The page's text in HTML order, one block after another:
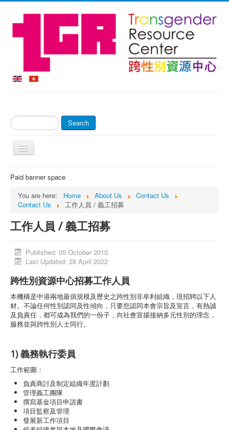
Search
...
Search
Toggle
Home
About Us
Online Shop & Payment
Counseling Service
Database
Media Library
Trans Social Platform
Donors
Paid banner space
You are here:
Home About Us
Contact Us
Contact Us
工作人員 / 義工招募
工作人員 / 義工招募
Published: 05 October 2010
Last Updated: 28 April 2022
跨性別資源中心招募工作人員
本機構是中港兩地最俱規模及歷史之跨性別非牟利組織，現招聘以下人
材。不論任何性別認同及性傾向，只要您認同本會宗旨及宣言，有熱誠
及負責任，都可成為我們的一份子，向社會宣揚接納多元性別的理念，
服務並與跨性別人士同行。
1) 義務執行委員
工作範圍：
負責商討及制定組織年度計劃
管理義工團隊
撰寫基金項目申請書
項目監察及管理
發展新工作項目